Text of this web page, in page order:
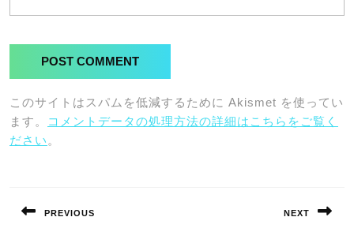
このサイトはスパムを低減するために Akismet を使ってい
ます。
コメントデータの処理方法の詳細はこちらをご覧く
ださい 。
ナ
PREVIOUS NEXT